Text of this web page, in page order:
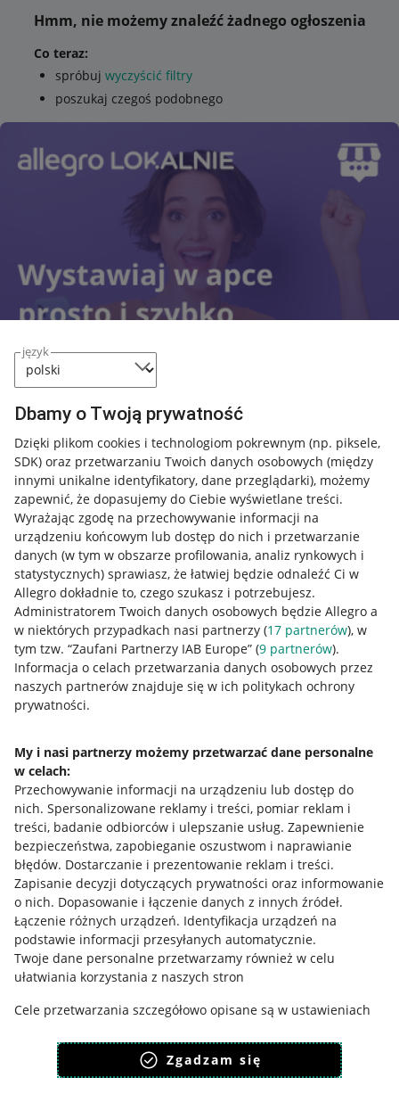
język
Dbamy o Twoją prywatność
Dzięki plikom cookies i technologiom pokrewnym (np. piksele,
SDK) oraz przetwarzaniu Twoich danych osobowych (między
innymi unikalne identyfikatory, dane przeglądarki), możemy
zapewnić, że dopasujemy do Ciebie wyświetlane treści.
Wyrażając zgodę na przechowywanie informacji na
urządzeniu końcowym lub dostęp do nich i przetwarzanie
danych (w tym w obszarze profilowania, analiz rynkowych i
statystycznych) sprawiasz, że łatwiej będzie odnaleźć Ci w
Allegro dokładnie to, czego szukasz i potrzebujesz.
Administratorem Twoich danych osobowych będzie Allegro a
w niektórych przypadkach nasi partnerzy (17 partnerów), w
tym tzw. “Zaufani Partnerzy IAB Europe” (9 partnerów).
Informacja o celach przetwarzania danych osobowych przez
naszych partnerów znajduje się w ich politykach ochrony
prywatności.
My i nasi partnerzy możemy przetwarzać dane personalne
w celach:
Przechowywanie informacji na urządzeniu lub dostęp do
nich. Spersonalizowane reklamy i treści, pomiar reklam i
treści, badanie odbiorców i ulepszanie usług. Zapewnienie
bezpieczeństwa, zapobieganie oszustwom i naprawianie
błędów. Dostarczanie i prezentowanie reklam i treści.
Zapisanie decyzji dotyczących prywatności oraz informowanie
o nich. Dopasowanie i łączenie danych z innych źródeł.
Łączenie różnych urządzeń. Identyfikacja urządzeń na
podstawie informacji przesyłanych automatycznie.
Twoje dane personalne przetwarzamy również w celu
ułatwiania korzystania z naszych stron
Cele przetwarzania szczegółowo opisane są w ustawieniach
plików cookies.
Zgodę wyrażasz dobrowolnie i jest ważna 12 miesięcy.
Zgadzam się
Hmm, nie możemy znaleźć żadnego ogłoszenia
Co teraz:
spróbuj wyczyścić filtry
poszukaj czegoś podobnego
Przydatne informacje
Jak to działa
Napisz do nas
Allegro Gadane dla sprzedających
Allegro Gadane dla kupujących
Mapa miejscowości
Informacje prawne
Polityka plików "cookies"
Ustawienia plików "cookies"
Udostępnianie lokalizacji
Informacje dla Aktu o Usługach Cyfrowych
Pobierz aplikację